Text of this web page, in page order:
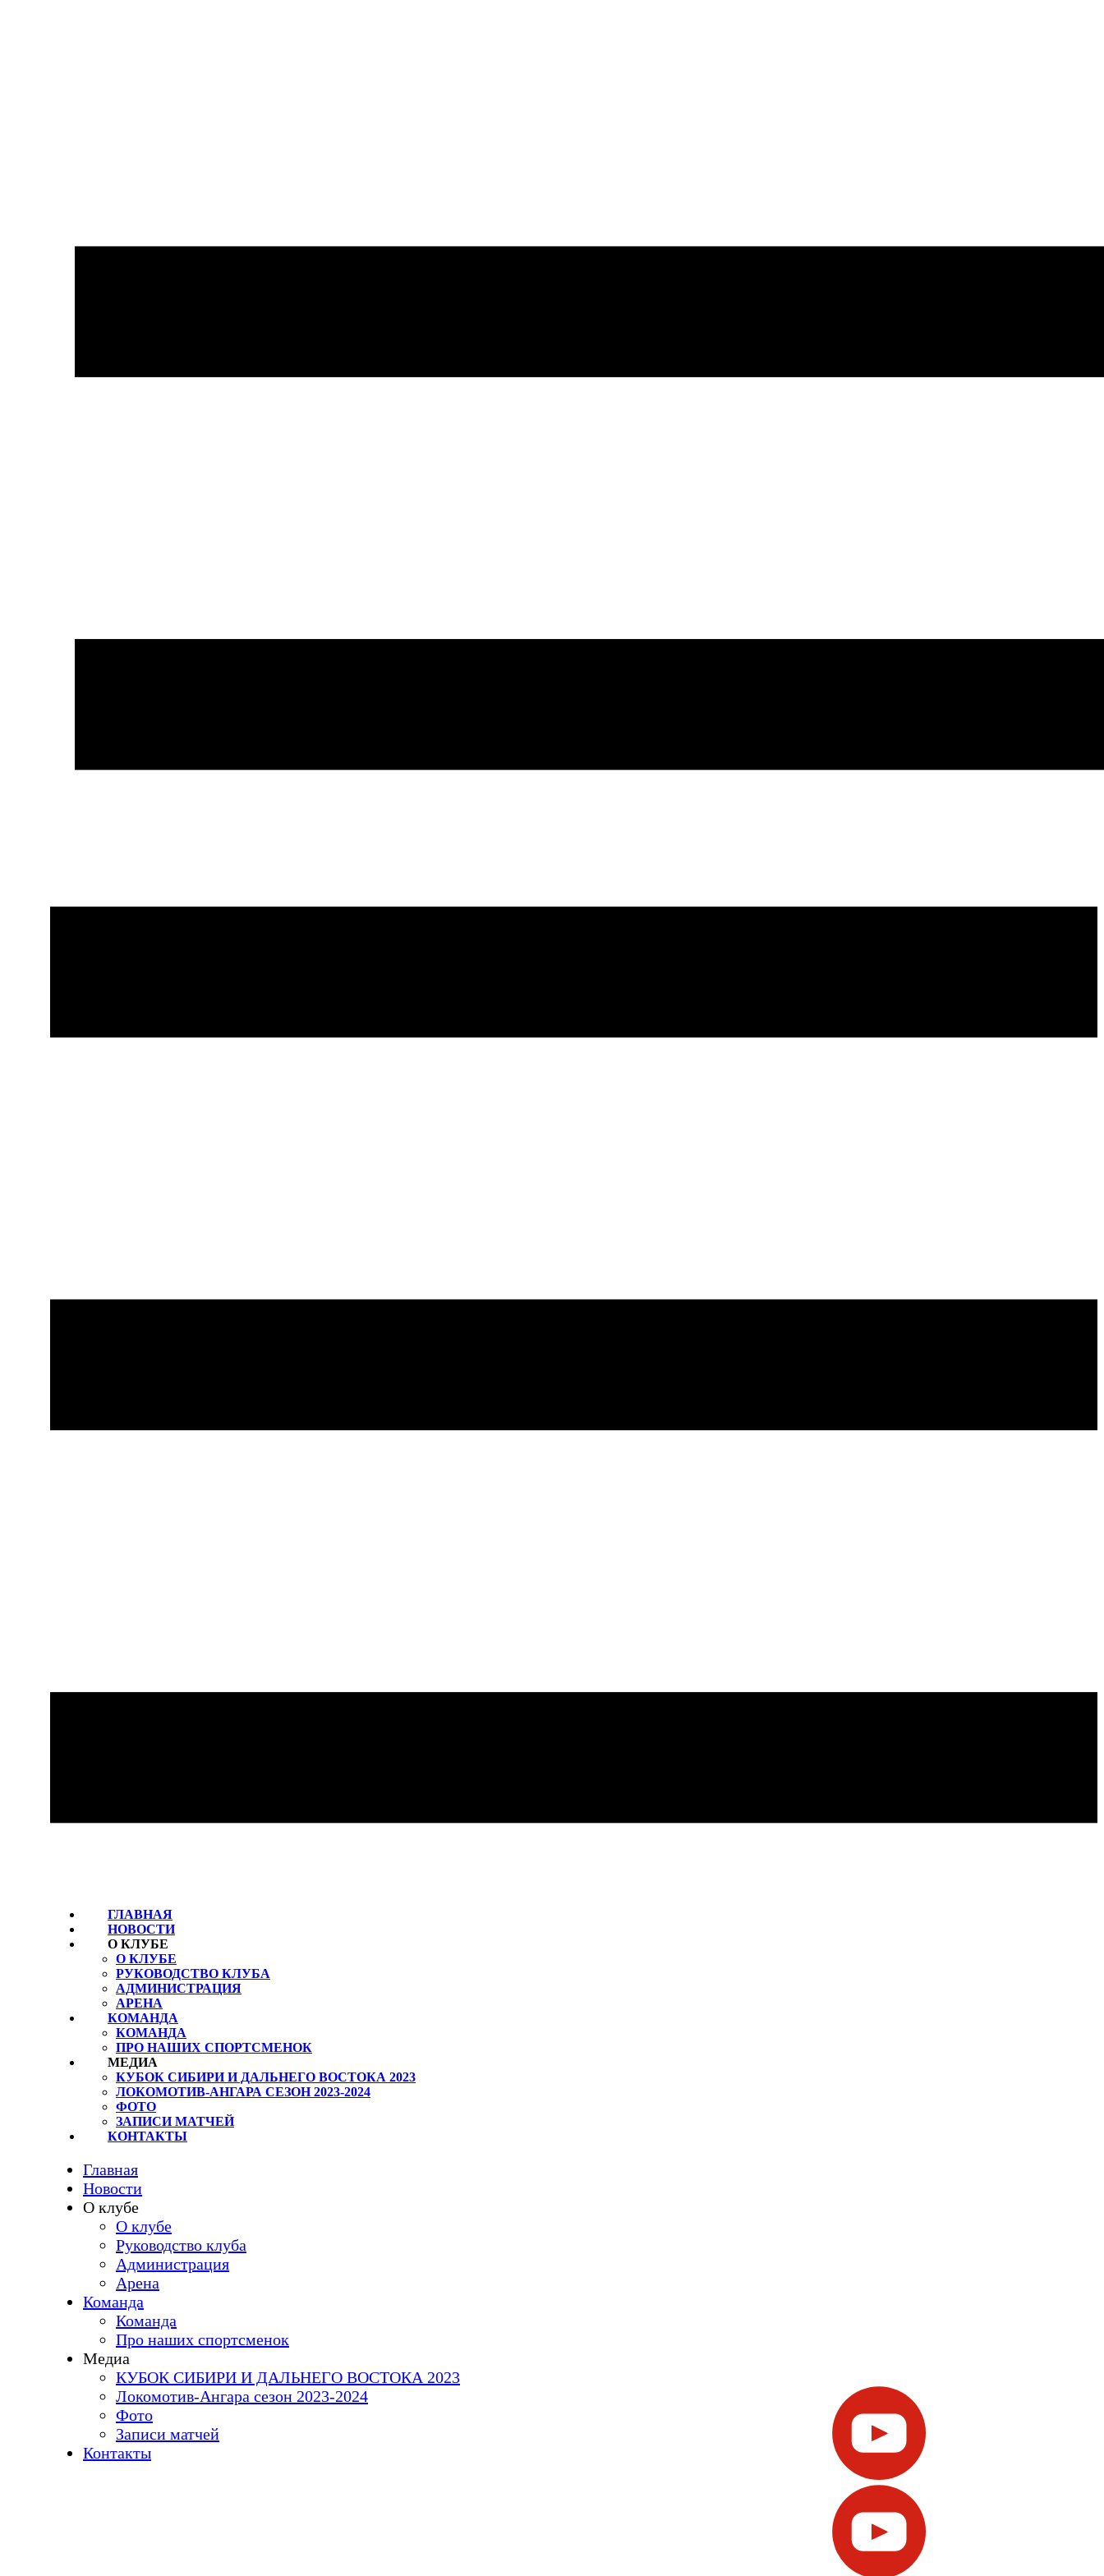
ГЛАВНАЯ
НОВОСТИ
О КЛУБЕ
О КЛУБЕ
РУКОВОДСТВО КЛУБА
АДМИНИСТРАЦИЯ
АРЕНА
КОМАНДА
КОМАНДА
ПРО НАШИХ СПОРТСМЕНОК
МЕДИА
КУБОК СИБИРИ И ДАЛЬНЕГО ВОСТОКА 2023
ЛОКОМОТИВ-АНГАРА СЕЗОН 2023-2024
ФОТО
ЗАПИСИ МАТЧЕЙ
КОНТАКТЫ
Главная
Новости
О клубе
О клубе
Руководство клуба
Администрация
Арена
Команда
Команда
Про наших спортсменок
Медиа
КУБОК СИБИРИ И ДАЛЬНЕГО ВОСТОКА 2023
Локомотив-Ангара сезон 2023-2024
Фото
Записи матчей
Контакты